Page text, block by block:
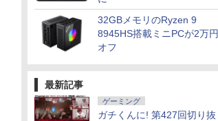
32GBメモリのRyzen 9
8945HS搭載ミニPCが2万円
オフ
最新記事
ゲーミング
ガチくんに! 第427回切り抜